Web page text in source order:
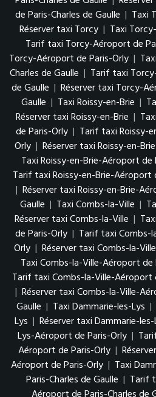
de Paris-Charles de Gaulle | Taxi
Réserver taxi Torcy | Taxi
Tarif taxi Torcy-Aéroport de
Torcy-Aéroport de Paris-Orly |
Charles de Gaulle | Tarif taxi
de Gaulle | Réserver taxi Torcy-
Gaulle | Taxi Roissy-en-Brie |
Réserver taxi Roissy-en-Brie |
de Paris-Orly | Tarif taxi Roissy-
Orly | Réserver taxi Roissy-en-
Taxi Roissy-en-Brie-Aéroport de
Tarif taxi Roissy-en-Brie-Aéroport
| Réserver taxi Roissy-en-Brie-
Gaulle | Taxi Combs-la-Ville |
Réserver taxi Combs-la-Ville |
de Paris-Orly | Tarif taxi Combs-
Orly | Réserver taxi Combs-la-
Taxi Combs-la-Ville-Aéroport de
Tarif taxi Combs-la-Ville-Aéroport
| Réserver taxi Combs-la-Ville-
Gaulle | Taxi Dammarie-les-Lys |
Lys | Réserver taxi Dammarie-les-
Lys-Aéroport de Paris-Orly |
Aéroport de Paris-Orly |
Aéroport de Paris-Orly | Taxi
Paris-Charles de Gaulle | Tarif